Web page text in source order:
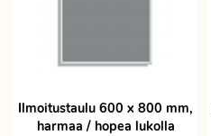
Ilmoitustaulu 600 x 800 mm,
harmaa / hopea lukolla